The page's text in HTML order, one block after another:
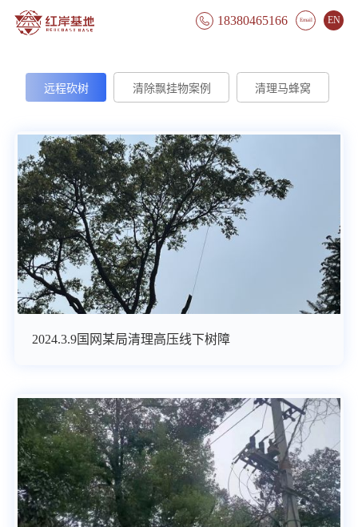
 18380465166 Email EN
远程砍树 清除飘挂物案例 清理马蜂窝
2024.3.9国网某局清理高压线下树障